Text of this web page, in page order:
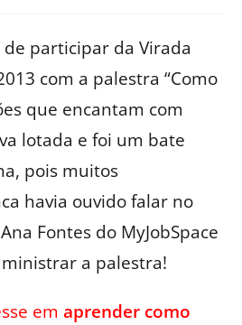
participar da Virada
com a palestra “Como
que encantam com
lotada e foi um bate
pois muitos
havia ouvido falar no
Fontes do MyJobSpace
a palestra!
emaprender como